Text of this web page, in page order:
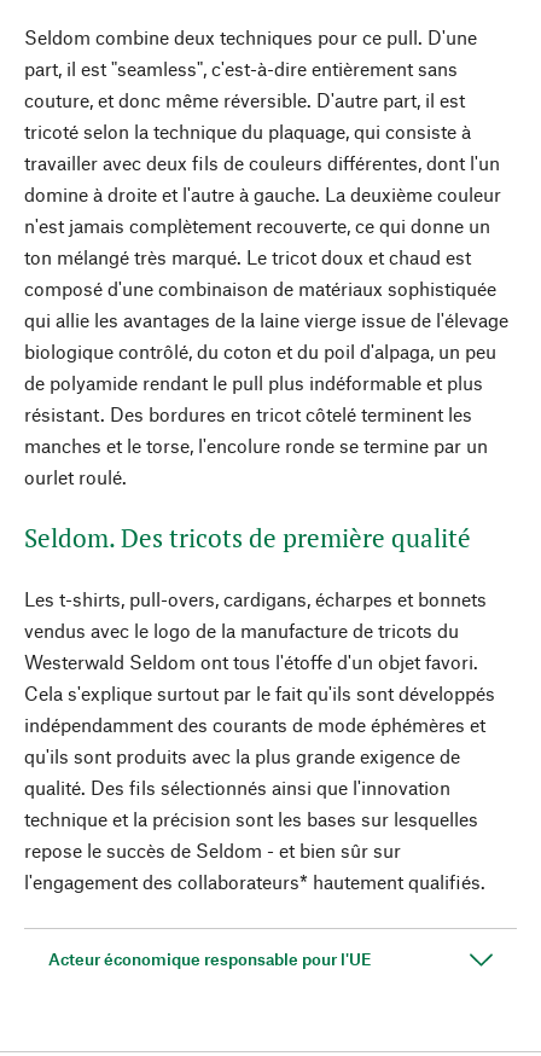
Seldom combine deux techniques pour ce pull. D'une
part, il est "seamless", c'est-à-dire entièrement sans
couture, et donc même réversible. D'autre part, il est
tricoté selon la technique du plaquage, qui consiste à
travailler avec deux fils de couleurs différentes, dont l'un
domine à droite et l'autre à gauche. La deuxième couleur
n'est jamais complètement recouverte, ce qui donne un
ton mélangé très marqué. Le tricot doux et chaud est
composé d'une combinaison de matériaux sophistiquée
qui allie les avantages de la laine vierge issue de l'élevage
biologique contrôlé, du coton et du poil d'alpaga, un peu
de polyamide rendant le pull plus indéformable et plus
résistant. Des bordures en tricot côtelé terminent les
manches et le torse, l'encolure ronde se termine par un
ourlet roulé.
Seldom. Des tricots de première qualité
Les t-shirts, pull-overs, cardigans, écharpes et bonnets
vendus avec le logo de la manufacture de tricots du
Westerwald Seldom ont tous l'étoffe d'un objet favori.
Cela s'explique surtout par le fait qu'ils sont développés
indépendamment des courants de mode éphémères et
qu'ils sont produits avec la plus grande exigence de
qualité. Des fils sélectionnés ainsi que l'innovation
technique et la précision sont les bases sur lesquelles
repose le succès de Seldom - et bien sûr sur
l'engagement des collaborateurs* hautement qualifiés.
Acteur économique responsable pour l'UE